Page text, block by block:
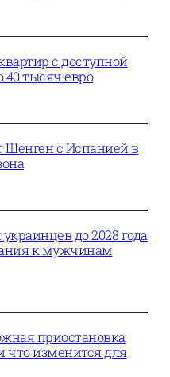
с доступной
40 тысяч евро
Шенген с Испанией в
до 2028 года
к мужчинам
приостановка
что изменится для